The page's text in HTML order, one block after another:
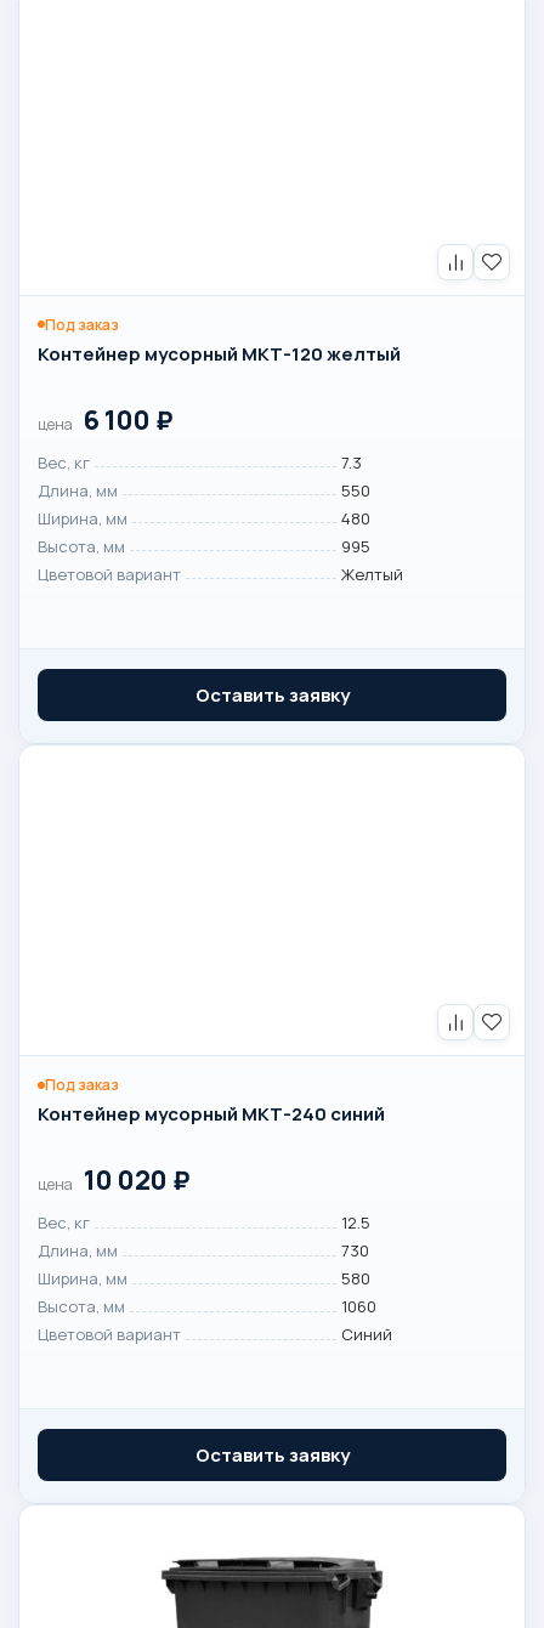
Под заказ
Контейнер мусорный МКТ-120 желтый
цена 6 100 ₽
Вес, кг
7.3
Длина, мм
550
Ширина, мм
480
Высота, мм
995
Цветовой вариант
Желтый
Оставить заявку
Под заказ
Контейнер мусорный МКТ-240 синий
цена 10 020 ₽
Вес, кг
12.5
Длина, мм
730
Ширина, мм
580
Высота, мм
1060
Цветовой вариант
Синий
Оставить заявку